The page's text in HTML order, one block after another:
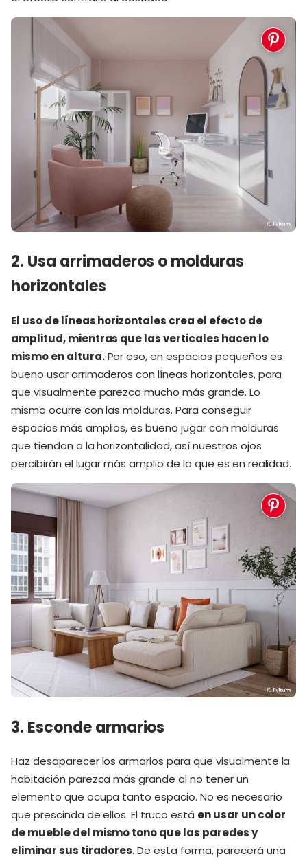
2. Usa arrimaderos o molduras
horizontales
El uso de líneas horizontales crea el efecto de
amplitud, mientras que las verticales hacen lo
mismo en altura.Por eso, en espacios pequeños es
bueno usar arrimaderos con líneas horizontales, para
que visualmente parezca mucho más grande. Lo
mismo ocurre con las molduras. Para conseguir
espacios más amplios, es bueno jugar con molduras
que tiendan a la horizontalidad, así nuestros ojos
percibirán el lugar más amplio de lo que es en realidad.
3. Esconde armarios
Haz desaparecer los armarios para que visualmente la
habitación parezca más grande al no tener un
elemento que ocupa tanto espacio. No es necesario
que prescinda de ellos. El truco está en usar un color
de mueble del mismo tono que las paredes y
eliminar sus tiradores. De esta forma, parecerá una